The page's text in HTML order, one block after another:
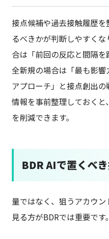
接点候補や過去接触履歴
るべきかが判断しやすく
合は「前回の反応と間隔
全新規の場合は「最も影
アプローチ」と接点創出
情報を事前整理しておく
を削減できます。
BDR AIで置くべ
量ではなく、狙うアカウ
見る方がBDRでは重要です。